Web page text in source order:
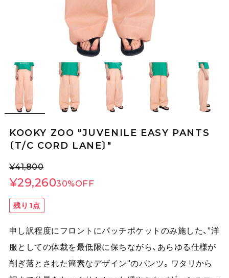
KOOKY ZOO "JUVENILE EASY PANTS
〔T/C CORD LANE〕"
¥41,800
¥29,26030%OFF
残り1点
申し訳程度にフロントにパッチポケットのみ施した、"洋
服としての体裁を最低限に保ちながら、あらゆる仕様が
削ぎ落とされた簡素なデザイン"のパンツ。ワタリから